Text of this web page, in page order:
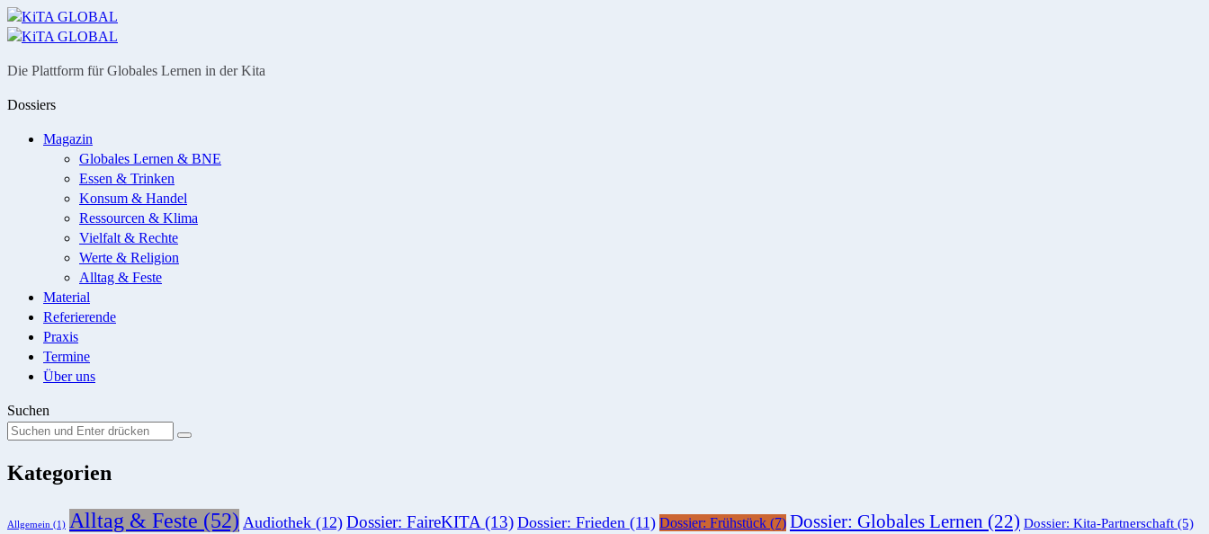
Menü
Suche
Die Plattform für Globales Lernen in der Kita
Dossiers
Magazin
Globales Lernen & BNE
Essen & Trinken
Konsum & Handel
Ressourcen & Klima
Vielfalt & Rechte
Werte & Religion
Alltag & Feste
Material
Referierende
Praxis
Termine
Über uns
Suchen
Suchen
nach:
Suche
Kategorien
Allgemein (1) Alltag & Feste (52) Audiothek (12) Dossier: FaireKITA (13) Dossier: Frieden (11) Dossier: Frühstück (7) Dossier: Globales Lernen (22) Dossier: Kita-Partnerschaft (5)